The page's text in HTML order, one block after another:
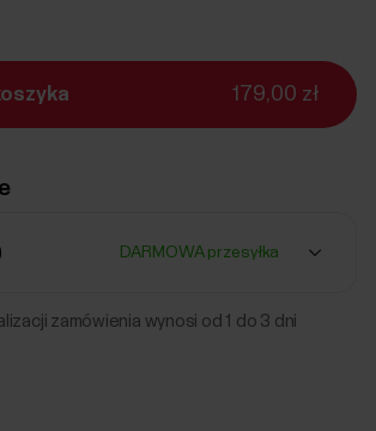
179,00 zł
DARMOWA przesyłka
zamówienia wynosi od 1 do 3 dni